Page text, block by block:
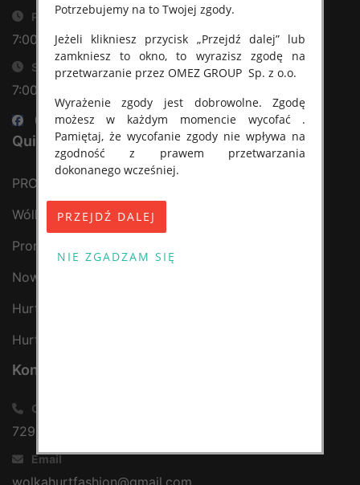
Poniedziałek-piątek
7:00 - 16:00
Sobota
7:00 - 14:00
Quick Links
PRODUKTY
Wólka Kosowska
Promocje
Nowości
Hurtownia odzieży
Hurtownia obuwia
Kontakt
Call or Viber, WhatsApp
729 437 385
Email
wolkahurtfashion@gmail.com
Potrzebujemy na to Twojej zgody.
Jeżeli klikniesz przycisk „Przejdź dalej” lub
zamkniesz to okno, to wyrazisz zgodę na
przetwarzanie przez OMEZ GROUP Sp. z o.o.
Wyrażenie zgody jest dobrowolne. Zgodę
możesz w każdym momencie wycofać .
Pamiętaj, że wycofanie zgody nie wpływa na
zgodność z prawem przetwarzania
dokonanego wcześniej.
Dodatkowe informacje, w tym o
przysługujących uprawnieniach (prawo
dostępu, sprostowania oraz usunięcia Twoich
danych, ograniczenia ich przetwarzania,
prawo do ich przenoszenia, niepodlegania